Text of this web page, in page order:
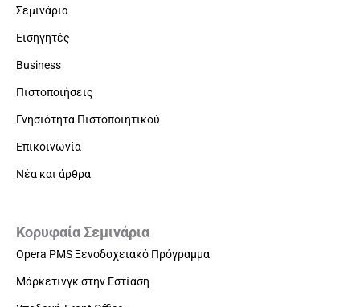
Σεμινάρια
Εισηγητές
Business
Πιστοποιήσεις
Γνησιότητα Πιστοποιητικού
Επικοινωνία
Νέα και άρθρα
Κορυφαία Σεμινάρια
Opera PMS Ξενοδοχειακό Πρόγραμμα
Μάρκετινγκ στην Εστίαση